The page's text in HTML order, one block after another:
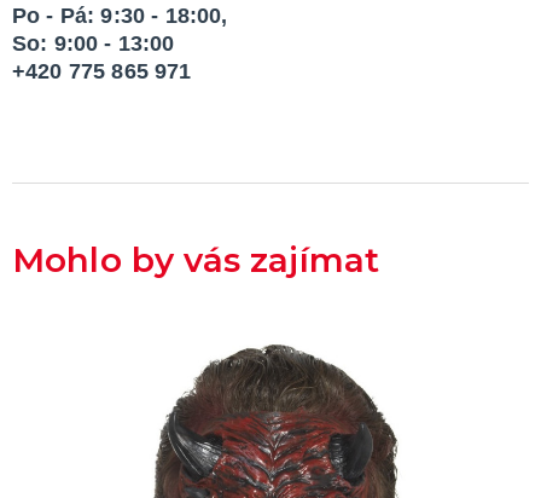
Po - Pá: 9:30 - 18:00,
So: 9:00 - 13:00
+420 775 865 971
Mohlo by vás zajímat